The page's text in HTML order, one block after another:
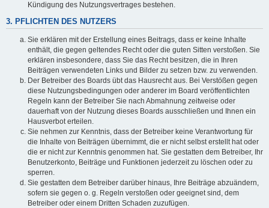
Kündigung des Nutzungsvertrages bestehen.
3. PFLICHTEN DES NUTZERS
Sie erklären mit der Erstellung eines Beitrags, dass er keine Inhalte
enthält, die gegen geltendes Recht oder die guten Sitten verstoßen. Sie
erklären insbesondere, dass Sie das Recht besitzen, die in Ihren
Beiträgen verwendeten Links und Bilder zu setzen bzw. zu verwenden.
Der Betreiber des Boards übt das Hausrecht aus. Bei Verstößen gegen
diese Nutzungsbedingungen oder anderer im Board veröffentlichten
Regeln kann der Betreiber Sie nach Abmahnung zeitweise oder
dauerhaft von der Nutzung dieses Boards ausschließen und Ihnen ein
Hausverbot erteilen.
Sie nehmen zur Kenntnis, dass der Betreiber keine Verantwortung für
die Inhalte von Beiträgen übernimmt, die er nicht selbst erstellt hat oder
die er nicht zur Kenntnis genommen hat. Sie gestatten dem Betreiber, Ihr
Benutzerkonto, Beiträge und Funktionen jederzeit zu löschen oder zu
sperren.
Sie gestatten dem Betreiber darüber hinaus, Ihre Beiträge abzuändern,
sofern sie gegen o. g. Regeln verstoßen oder geeignet sind, dem
Betreiber oder einem Dritten Schaden zuzufügen.